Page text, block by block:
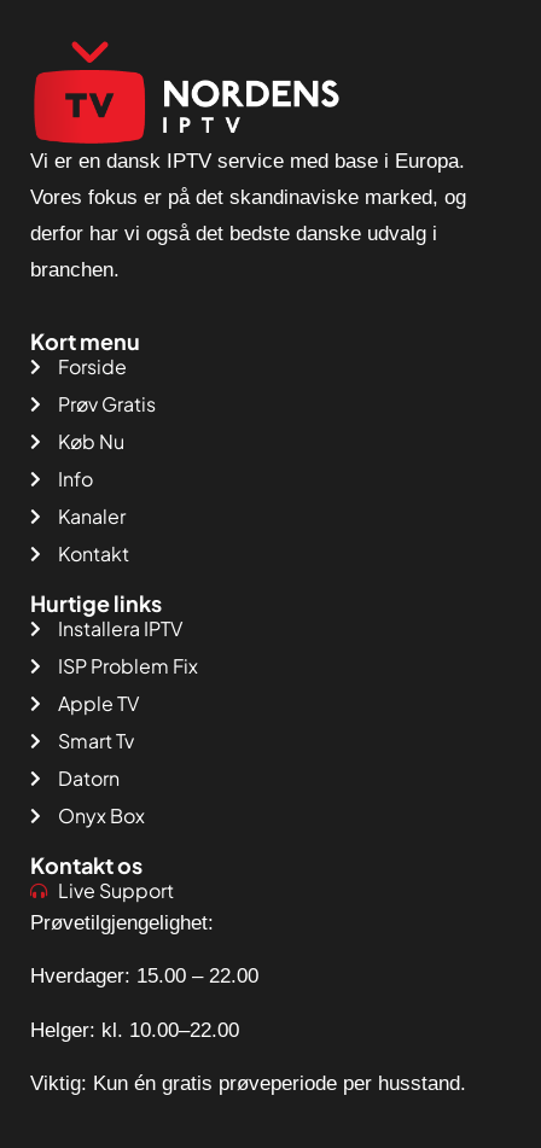
Vi er en dansk IPTV service med base i Europa.
Vores fokus er på det skandinaviske marked, og
derfor har vi også det bedste danske udvalg i
branchen.
Kort menu
Forside
Prøv Gratis
Køb Nu
Info
Kanaler
Kontakt
Hurtige links
Installera IPTV
ISP Problem Fix
Apple TV
Smart Tv
Datorn
Onyx Box
Kontakt os
Live Support
Prøvetilgjengelighet:
Hverdager: 15.00 – 22.00
Helger: kl. 10.00–22.00
Viktig: Kun én gratis prøveperiode per husstand.